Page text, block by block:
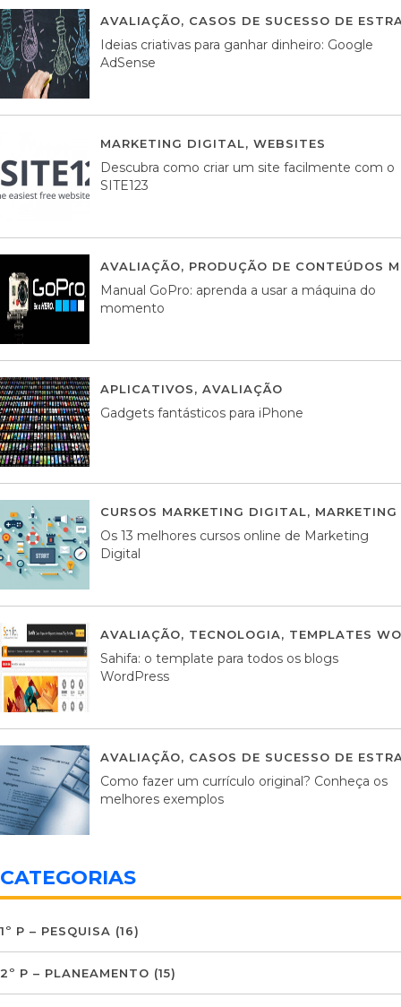
AVALIAÇÃO, CASOS DE SUCESSO DE
Ideias criativas para ganhar dinheiro: Google
AdSense
MARKETING DIGITAL, WEBSITES
Descubra como criar um site facilmente com o
SITE123
AVALIAÇÃO, PRODUÇÃO DE CONTEÚDOS
Manual GoPro: aprenda a usar a máquina do
momento
APLICATIVOS, AVALIAÇÃO
Gadgets fantásticos para iPhone
CURSOS MARKETING DIGITAL,
Os 13 melhores cursos online de Marketing
Digital
AVALIAÇÃO, TECNOLOGIA, TEMPLATES
Sahifa: o template para todos os blogs
WordPress
AVALIAÇÃO, CASOS DE SUCESSO DE
Como fazer um currículo original? Conheça os
melhores exemplos
CATEGORIAS
1º P – PESQUISA (16)
2º P – PLANEAMENTO (15)